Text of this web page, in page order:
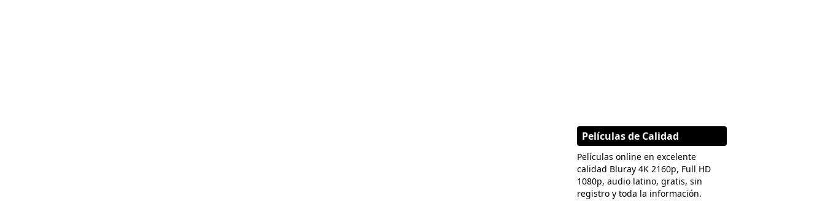
Películas de Calidad
Películas online en excelente
calidad Bluray 4K 2160p, Full HD
1080p, audio latino, gratis, sin
registro y toda la información.